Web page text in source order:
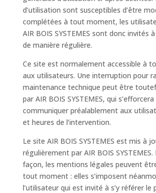
d’utilisation sont susceptibles d’être
complétées à tout moment, les
AIR BOIS SYSTEMES sont donc invités
de manière régulière.
Ce site est normalement accessible à
aux utilisateurs. Une interruption pour
maintenance technique peut être
par AIR BOIS SYSTEMES, qui
communiquer préalablement aux
et heures de l’intervention.
Le site AIR BOIS SYSTEMES est mis à
régulièrement par AIR BOIS
façon, les mentions légales peuvent
tout moment : elles s’imposent
l’utilisateur qui est invité à s’y référer le